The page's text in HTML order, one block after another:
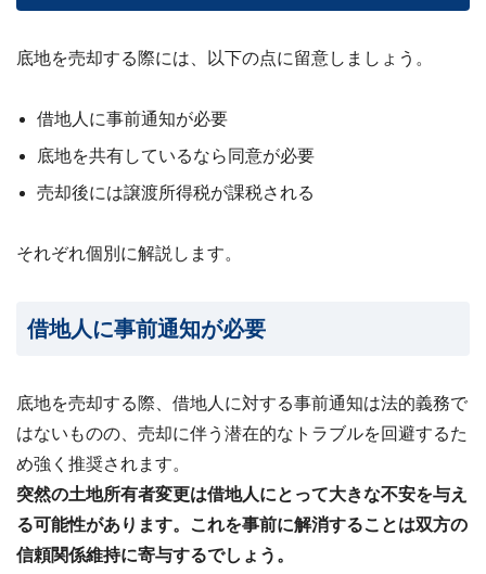
底地を売却する際には、以下の点に留意しましょう。
借地人に事前通知が必要
底地を共有しているなら同意が必要
売却後には譲渡所得税が課税される
それぞれ個別に解説します。
借地人に事前通知が必要
底地を売却する際、借地人に対する事前通知は法的義務で
はないものの、売却に伴う潜在的なトラブルを回避するた
め強く推奨されます。
突然の土地所有者変更は借地人にとって大きな不安を与え
る可能性があります。これを事前に解消することは双方の
信頼関係維持に寄与するでしょう。